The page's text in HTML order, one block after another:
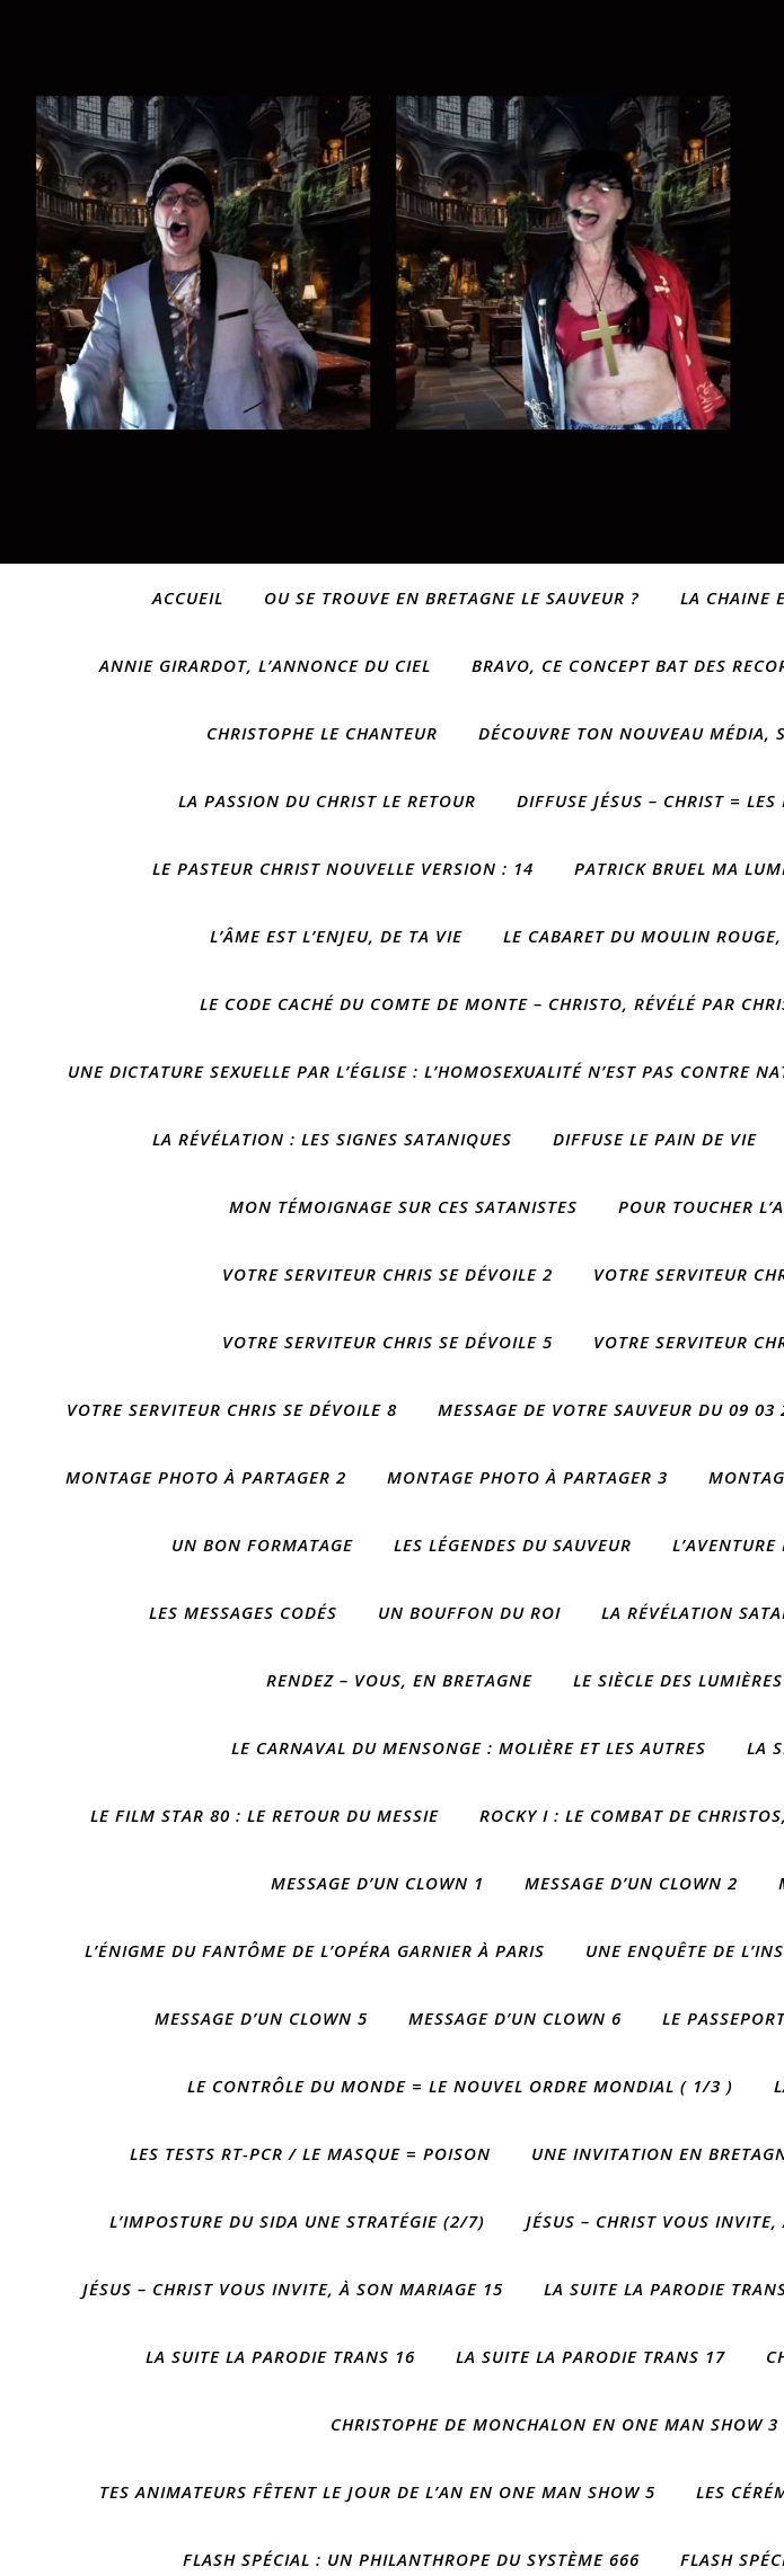
ACCUEIL OU SE TROUVE EN BRETAGNE LE SAUVEUR ? LA CHAINE
ANNIE GIRARDOT, L’ANNONCE DU CIEL BRAVO, CE CONCEPT BAT DES
CHRISTOPHE LE CHANTEUR DÉCOUVRE TON NOUVEAU MÉDIA,
LA PASSION DU CHRIST LE RETOUR DIFFUSE JÉSUS – CHRIST =
LE PASTEUR CHRIST NOUVELLE VERSION : 14 PATRICK BRUEL MA
L’ÂME EST L’ENJEU, DE TA VIE LE CABARET DU MOULIN
LE CODE CACHÉ DU COMTE DE MONTE – CHRISTO, RÉVÉLÉ PAR
UNE DICTATURE SEXUELLE PAR L’ÉGLISE : L’HOMOSEXUALITÉ N’EST PAS CONTRE
LA RÉVÉLATION : LES SIGNES SATANIQUES DIFFUSE LE PAIN DE VIE
MON TÉMOIGNAGE SUR CES SATANISTES POUR TOUCHER
VOTRE SERVITEUR CHRIS SE DÉVOILE 2 VOTRE SERVITEUR
VOTRE SERVITEUR CHRIS SE DÉVOILE 5 VOTRE SERVITEUR
VOTRE SERVITEUR CHRIS SE DÉVOILE 8 MESSAGE DE VOTRE SAUVEUR DU 09 03
MONTAGE PHOTO À PARTAGER 2 MONTAGE PHOTO À PARTAGER 3
UN BON FORMATAGE LES LÉGENDES DU SAUVEUR
LES MESSAGES CODÉS UN BOUFFON DU ROI LA RÉVÉLATION
RENDEZ – VOUS, EN BRETAGNE LE SIÈCLE DES
LE CARNAVAL DU MENSONGE : MOLIÈRE ET LES AUTRES LA
LE FILM STAR 80 : LE RETOUR DU MESSIE ROCKY I : LE COMBAT DE
MESSAGE D’UN CLOWN 1 MESSAGE D’UN CLOWN 2
L’ÉNIGME DU FANTÔME DE L’OPÉRA GARNIER À PARIS UNE ENQUÊTE DE
MESSAGE D’UN CLOWN 5 MESSAGE D’UN CLOWN 6 LE
LE CONTRÔLE DU MONDE = LE NOUVEL ORDRE MONDIAL ( 1/3 )
LES TESTS RT-PCR / LE MASQUE = POISON UNE INVITATION EN
L’IMPOSTURE DU SIDA UNE STRATÉGIE (2/7) JÉSUS – CHRIST VOUS
JÉSUS – CHRIST VOUS INVITE, À SON MARIAGE 15 LA SUITE LA PARODIE
LA SUITE LA PARODIE TRANS 16 LA SUITE LA PARODIE TRANS 17
CHRISTOPHE DE MONCHALON EN ONE MAN SHOW 3
TES ANIMATEURS FÊTENT LE JOUR DE L’AN EN ONE MAN SHOW 5 LES
FLASH SPÉCIAL : UN PHILANTHROPE DU SYSTÈME 666 FLASH